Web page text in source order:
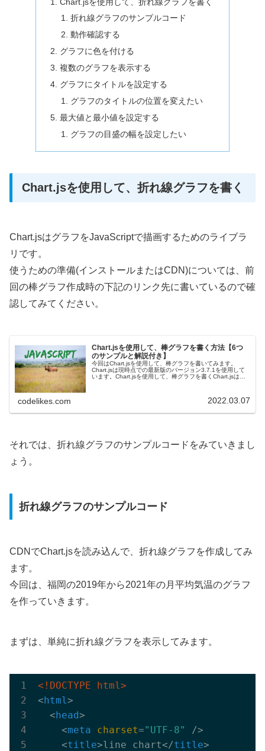
折れ線グラフのサンプルコード
動作確認する
グラフに色を付ける
複数のグラフを表示する
グラフにタイトルを設定する
グラフのタイトルの位置を変えたい
最大値と最小値を設定する
グラフの目盛の幅を設定したい
Chart.jsを使用して、折れ線グラフを書く
Chart.jsはグラフをJavaScriptで描画するためのライブラ
リです。
使うための準備(インストールまたはCDN)については、前
回の棒グラフ作成時の下記のリンク先に書いているので確
認してみてください。
Chart.jsを使用して、棒グラフを書く方法【6つ
のサンプルと解説付き】
今回はChart.jsを使用して、棒グラフを書いてみます。
Chart.jsは現時点での最新版のバージョン3.7.1を使用して
います。Chart.jsを使用して、棒グラフを書くChart.jsはグ
codelikes.com 2022.03.07
それでは、折れ線グラフのサンプルコードをみていきまし
ょう。
折れ線グラフのサンプルコード
CDNでChart.jsを読み込んで、折れ線グラフを作成してみ
ます。
今回は、福岡の2019年から2021年の月平均気温のグラフ
を作っていきます。
まずは、単純に折れ線グラフを表示してみます。
<!DOCTYPE html>
<html>
<head>
<meta charset="UTF-8"
/>
<title>line chart</title>